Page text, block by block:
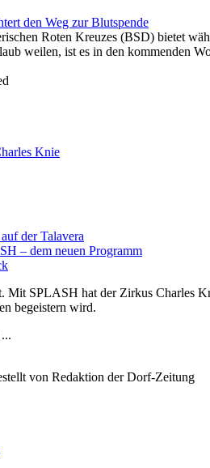
den Weg zur Blutspende
Roten Kreuzes (BSD) bietet
weilen, ist es in den kommenden
Knie
der Talavera
– dem neuen Programm
Mit SPLASH hat der Zirkus Charles
begeistern wird.
von Redaktion der Dorf-Zeitung